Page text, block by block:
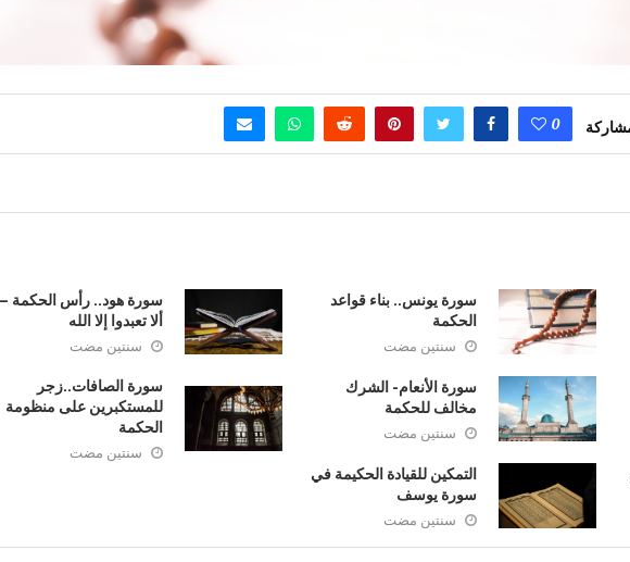
0
سورة يونس.. بناء قواعد
الحكمة
سنتين مضت
سورة هود.. رأس الحكمة –
ألا تعبدوا إلا الله
سنتين مضت
سورة الأنعام- الشرك
مخالف للحكمة
سنتين مضت
سورة الصافات..زجر
للمستكبرين على منظومة
الحكمة
سنتين مضت
التمكين للقيادة الحكيمة في
سورة يوسف
سنتين مضت